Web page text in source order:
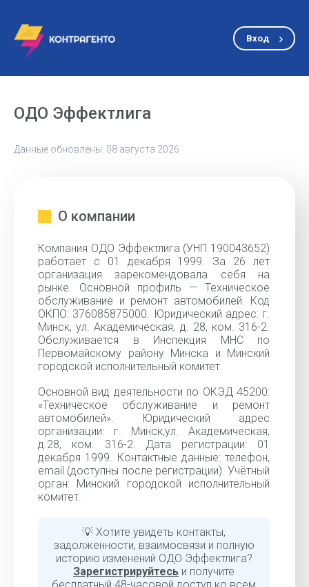
Вход
ОДО Эффектлига
Данные обновлены: 08 августа 2026
О компании
Компания ОДО Эффектлига (УНП 190043652)
работает с 01 декабря 1999. За 26 лет
организация зарекомендовала себя на
рынке. Основной профиль — Техническое
обслуживание и ремонт автомобилей. Код
ОКПО: 376085875000. Юридический адрес: г.
Минск, ул. Академическая, д. 28, ком. 316-2.
Обслуживается в Инспекция МНС по
Первомайскому району Минска и Минский
городской исполнительный комитет.
Основной вид деятельности по ОКЭД 45200:
«Техническое обслуживание и ремонт
автомобилей». Юридический адрес
организации: г. Минск,ул. Академическая,
д.28, ком. 316-2. Дата регистрации: 01
декабря 1999. Контактные данные: телефон,
email (доступны после регистрации). Учётный
орган: Минский городской исполнительный
комитет.
💡 Хотите увидеть контакты,
задолженности, взаимосвязи и полную
историю изменений ОДО Эффектлига?
Зарегистрируйтесь и получите